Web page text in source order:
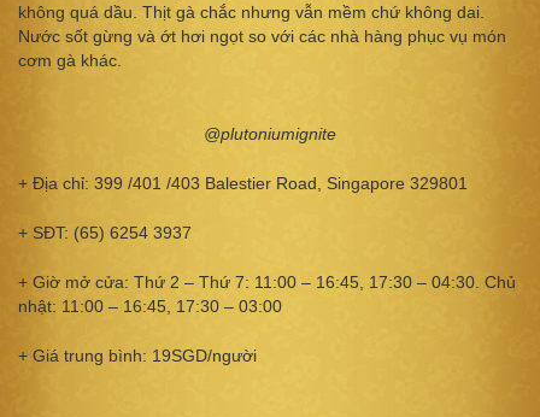
không quá dầu. Thịt gà chắc nhưng vẫn mềm chứ không dai.
Nước sốt gừng và ớt hơi ngọt so với các nhà hàng phục vụ món
cơm gà khác.
@plutoniumignite
+ Địa chỉ: 399 /401 /403 Balestier Road, Singapore 329801
+ SĐT: (65) 6254 3937
+ Giờ mở cửa: Thứ 2 – Thứ 7: 11:00 – 16:45, 17:30 – 04:30. Chủ
nhật: 11:00 – 16:45, 17:30 – 03:00
+ Giá trung bình: 19SGD/người